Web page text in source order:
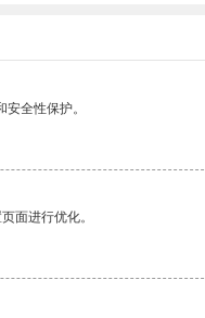
全性保护。
面进行优化。